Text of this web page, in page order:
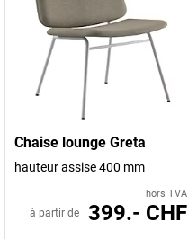
Chaise lounge Greta
hauteur assise 400 mm
hors TVA
à partir de 399.- CHF